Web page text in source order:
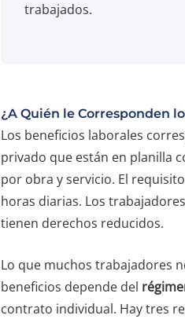
trabajados.
¿A Quién le Corresponden
Los beneficios laborales
privado que están en planilla
por obra y servicio. El
horas diarias. Los
tienen derechos reducidos.
Lo que muchos trabajadores
beneficios depende del
contrato individual. Hay tres